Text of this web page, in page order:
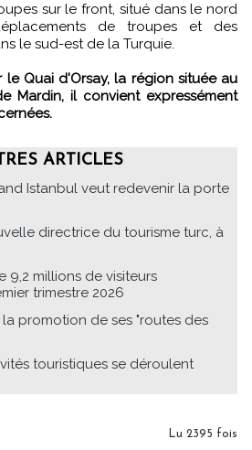
sur le front, situé dans le nord
de troupes et des
le sud-est de la Turquie.
le Quai d'Orsay, la région située au
Mardin, il convient expressément
ARTICLES
Istanbul veut redevenir la porte
directrice du tourisme turc, à
9,2 millions de visiteurs
trimestre 2026
la promotion de ses "routes des
touristiques se déroulent
Lu 2395 fois